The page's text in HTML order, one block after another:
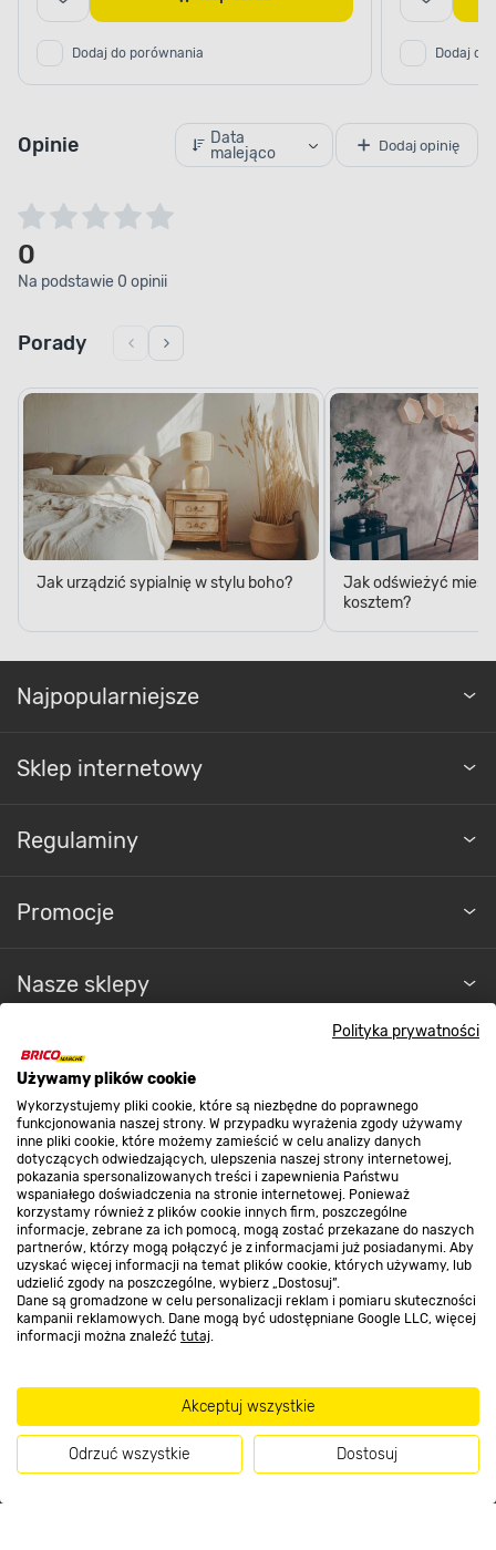
Polityka prywatności
Używamy plików cookie
Wykorzystujemy pliki cookie, które są niezbędne do poprawnego
funkcjonowania naszej strony. W przypadku wyrażenia zgody używamy
inne pliki cookie, które możemy zamieścić w celu analizy danych
dotyczących odwiedzających, ulepszenia naszej strony internetowej,
pokazania spersonalizowanych treści i zapewnienia Państwu
wspaniałego doświadczenia na stronie internetowej. Ponieważ
korzystamy również z plików cookie innych firm, poszczególne
informacje, zebrane za ich pomocą, mogą zostać przekazane do naszych
partnerów, którzy mogą połączyć je z informacjami już posiadanymi. Aby
uzyskać więcej informacji na temat plików cookie, których używamy, lub
udzielić zgody na poszczególne, wybierz „Dostosuj”.
Dane są gromadzone w celu personalizacji reklam i pomiaru skuteczności
kampanii reklamowych. Dane mogą być udostępniane Google LLC, więcej
informacji można znaleźć tutaj.
Akceptuj wszystkie
Odrzuć wszystkie Dostosuj
Dodaj do porównania Dodaj do
Opinie
Data
malejąco
Dodaj opinię
0
Na podstawie 0 opinii
Porady
Jak urządzić sypialnię w stylu boho?
Jak odświeżyć
kosztem?
Najpopularniejsze
Sklep internetowy
Regulaminy
Promocje
Nasze sklepy
O nas
Kontakt do sklepu
Strefa biznesu
Dołącz do nas